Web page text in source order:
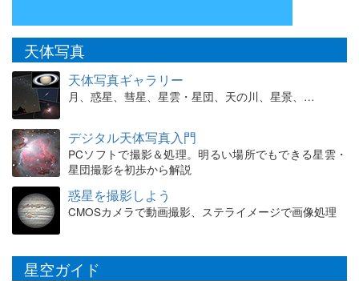
天体写真
天体写真ギャラリー
月、惑星、彗星、星雲・星団、天の川、星景、…
デジタル天体写真入門
PCソフトで撮影＆処理。明るい場所でもできる星雲・
星団撮影を初歩から解説
惑星を撮影しよう
CMOSカメラで動画撮影、ステライメージで画像処理
星空ガイド